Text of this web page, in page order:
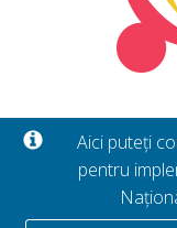
Aici puteți
pentru